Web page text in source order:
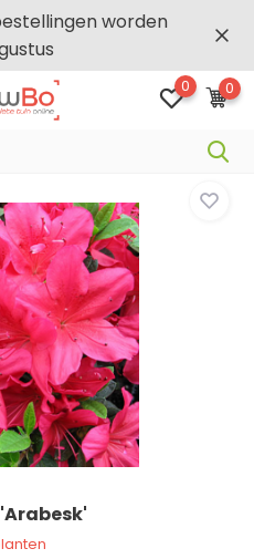
worden
0 0